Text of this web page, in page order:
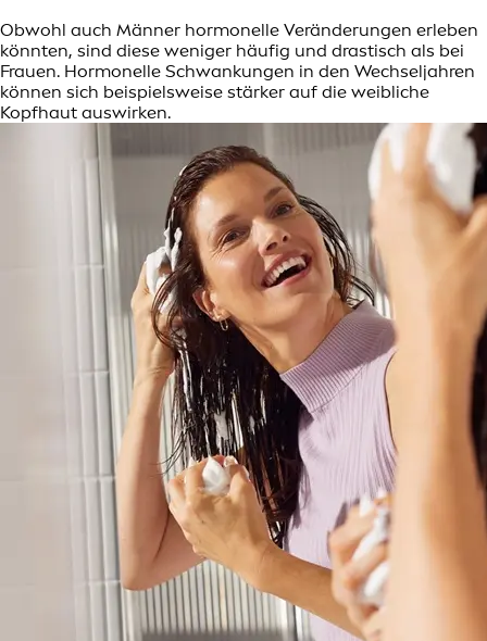
Obwohl auch Männer hormonelle Veränderungen erleben
könnten, sind diese weniger häufig und drastisch als bei
Frauen. Hormonelle Schwankungen in den Wechseljahren
können sich beispielsweise stärker auf die weibliche
Kopfhaut auswirken.